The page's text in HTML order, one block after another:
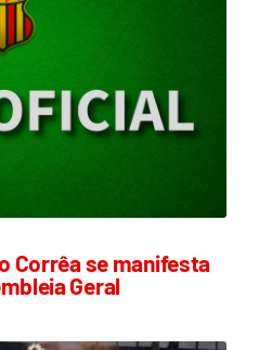
Corrêa se manifesta
Geral